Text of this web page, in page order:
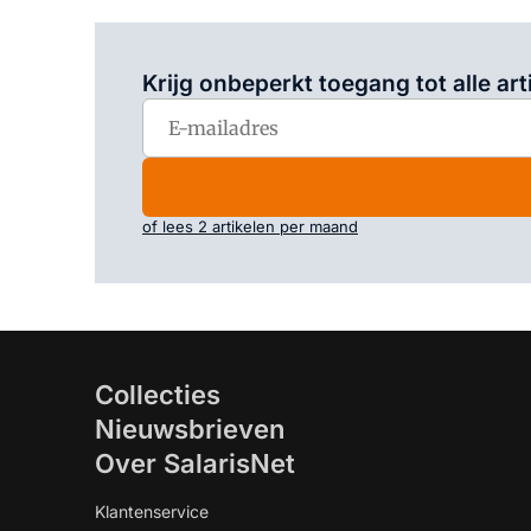
Krijg onbeperkt toegang tot alle
of lees 2 artikelen per maand
Collecties
Nieuwsbrieven
Over SalarisNet
Klantenservice